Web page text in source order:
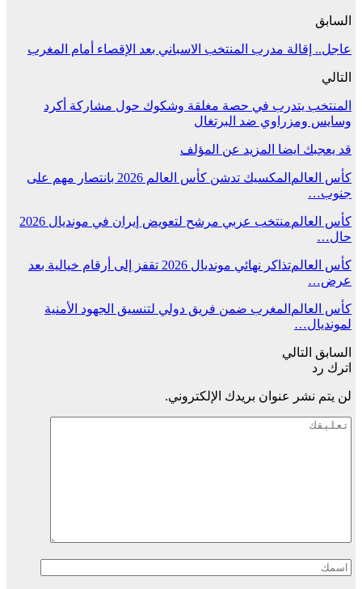
السابق
عاجل.. إقالة مدرب المنتخب الاسباني بعد الإقصاء أمام المغرب
التالي
المنتخب يتدرب في حصة مغلقة وشكوك حول مشاركة أكرد
وسايس ومزراوي ضد البرتغال
قد يعجبك ايضا المزيد عن المؤلف
كأس العالم
المكسيك تدشن كأس العالم 2026 بانتصار مهم على
جنوب…
كأس العالم
منتخب عربي مرشح لتعويض إيران في مونديال 2026
حال…
كأس العالم
تذاكر نهائي مونديال 2026 تقفز إلى أرقام خيالية بعد
عرض…
كأس العالم المغرب ضمن فريق دولي لتنسيق الجهود الأمنية
لمونديال…
السابق التالي
اترك رد
لن يتم نشر عنوان بريدك الإلكتروني.